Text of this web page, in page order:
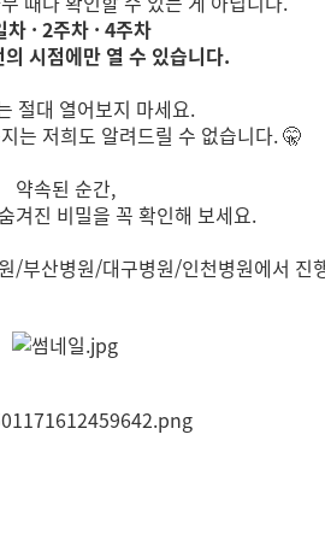
차 · 2주차 · 4주차
시점에만 열 수 있습니다.
절대 열어보지 마세요.
는 저희도 알려드릴 수 없습니다. 🤫
약속된 순간,
겨진 비밀을 꼭 확인해 보세요.
/부산병원/대구병원/인천병원에서 진